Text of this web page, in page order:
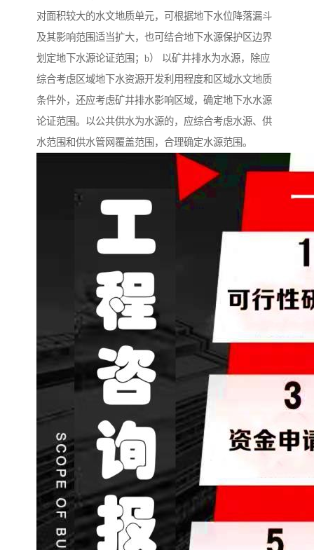
对面积较大的水文地质单元，可根据地下水位降落漏斗
及其影响范围适当扩大，也可结合地下水源保护区边界
划定地下水源论证范围；b） 以矿井排水为水源，除应
综合考虑区域地下水资源开发利用程度和区域水文地质
条件外，还应考虑矿井排水影响区域，确定地下水水源
论证范围。以公共供水为水源的，应综合考虑水源、供
水范围和供水管网覆盖范围，合理确定水源范围。